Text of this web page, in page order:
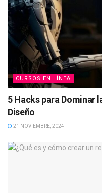
CURSOS EN LÍNEA
5 Hacks para Dominar
Diseño
21 NOVIEMBRE, 2024